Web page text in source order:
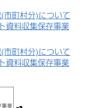
町村分)について
資料収集保存事業
町村分)について
資料収集保存事業